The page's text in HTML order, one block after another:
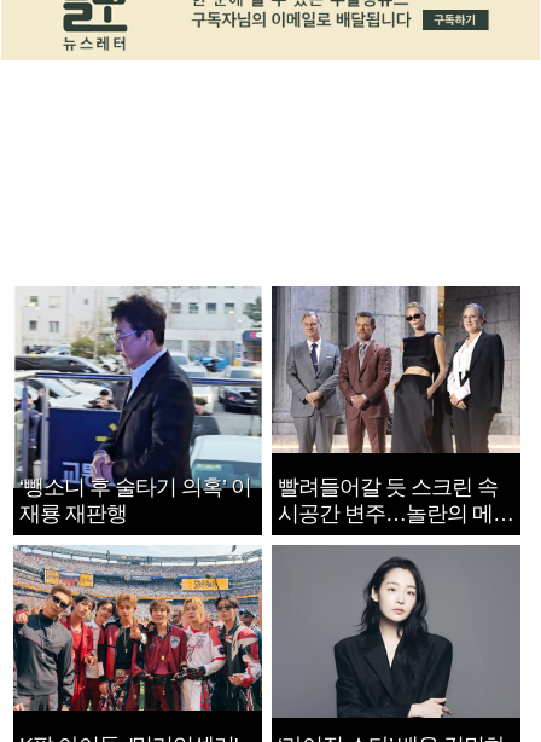
‘뺑소니 후 술타기 의혹’ 이
재룡 재판행
빨려들어갈 듯 스크린 속
시공간 변주…놀란의 메시
지는 ‘전쟁 속죄’